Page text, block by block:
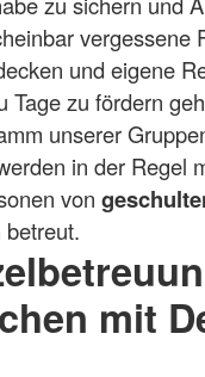
vergessene
und eigene
Tage zu fördern
unserer
in der Regel
von
betreut.
mit